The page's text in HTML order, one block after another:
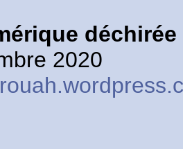
déchirée
2020